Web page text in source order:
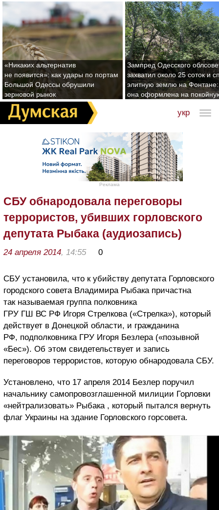
«Никаких альтернатив
не появится»: как удары по портам
Большой Одессы обрушили
зерновой рынок
Зампред Одесского
захватил около 25 соток и
элитную землю на Фонтане:
она оформлена на
укр
Реклама
СБУ обнародовала переговоры
террористов, убивших горловского
депутата Рыбака (аудиозапись)
24 апреля 2014, 14:55 0
СБУ установила, что к убийству депутата Горловского
городского совета Владимира Рыбака причастна
так называемая группа полковника
ГРУ ГШ ВС РФ Игоря Стрелкова («Стрелка»), который
действует в Донецкой области, и гражданина
РФ, подполковника ГРУ Игоря Безлера («позывной
«Бес»). Об этом свидетельствует и запись
переговоров террористов, которую обнародовала СБУ.
Установлено, что 17 апреля 2014 Безлер поручил
начальнику самопровозглашенной милиции Горловки
«нейтрализовать» Рыбака , который пытался вернуть
флаг Украины на здание Горловского горсовета.